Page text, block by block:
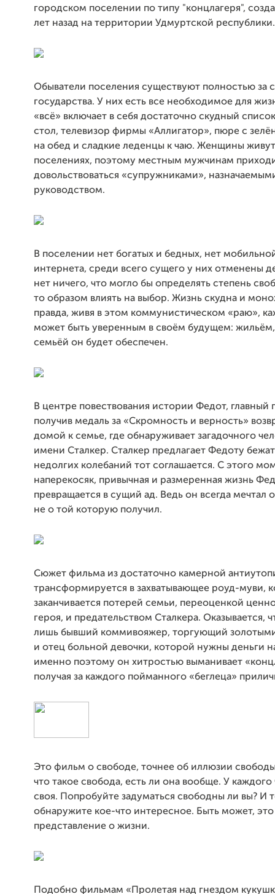
городском поселении по типу "концлагеря",
лет назад на территории Удмуртской
Обыватели поселения существуют полностью за
государства. У них есть все необходимое для
«всё» включает в себя достаточно скудный
стол, телевизор фирмы «Аллигатор», пюре с
на обед и сладкие леденцы к чаю. Женщины живут
поселениях, поэтому местным мужчинам
довольствоваться «супружниками»,
руководством.
В поселении нет богатых и бедных, нет
интернета, среди всего сущего у них отменены
нет ничего, что могло бы определять степень
то образом влиять на выбор. Жизнь скудна и
правда, живя в этом коммунистическом «раю»,
может быть уверенным в своём будущем:
семьёй он будет обеспечен.
В центре повествования истории Федот, главный
получив медаль за «Скромность и верность»
домой к семье, где обнаруживает загадочного
имени Сталкер. Сталкер предлагает Федоту
недолгих колебаний тот соглашается. С этого
наперекосяк, привычная и размеренная жизнь
превращается в сущий ад. Ведь он всегда мечтал
не о той которую получил.
Сюжет фильма из достаточно камерной
трансформируется в захватывающее роуд-муви,
заканчивается потерей семьи, переоценкой
героя, и предательством Сталкера. Оказывается,
лишь бывший коммивояжер, торгующий
и отец больной девочки, которой нужны деньги
именно поэтому он хитростью выманивает
получая за каждого пойманного «беглеца»
Это фильм о свободе, точнее об иллюзии
что такое свобода, есть ли она вообще. У каждого
своя. Попробуйте задуматься свободны ли вы? И
обнаружите кое-что интересное. Быть может,
представление о жизни.
Подобно фильмам «Пролетая над гнездом